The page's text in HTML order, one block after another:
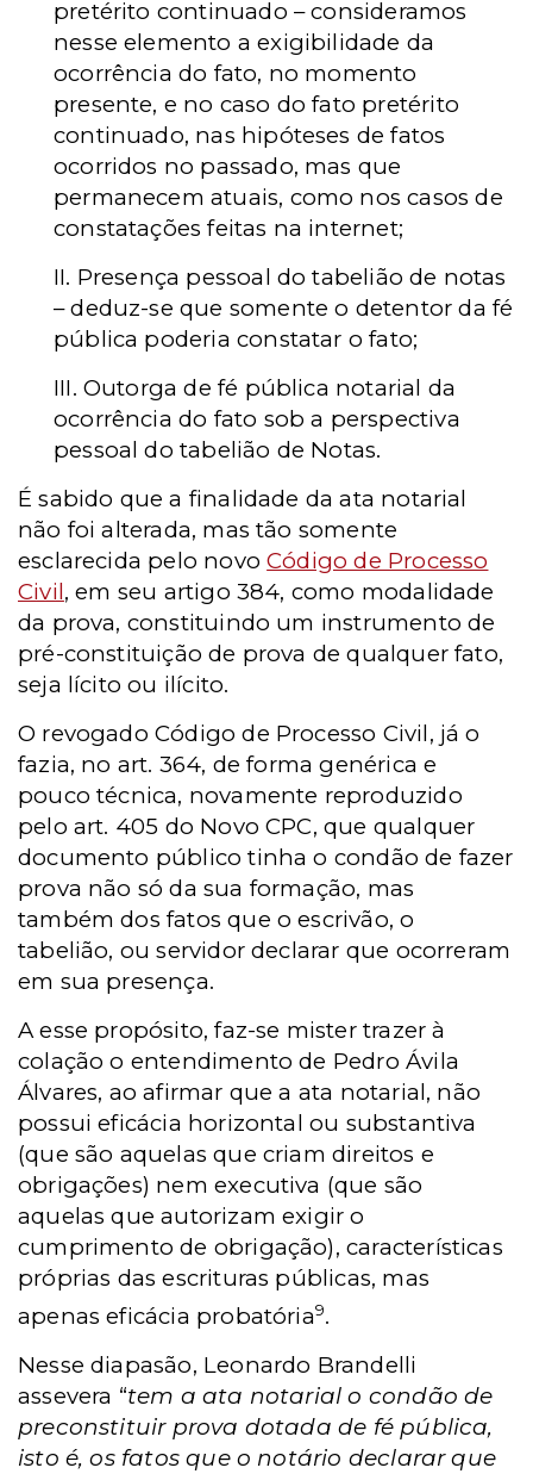
pretérito continuado – consideramos
nesse elemento a exigibilidade da
ocorrência do fato, no momento
presente, e no caso do fato pretérito
continuado, nas hipóteses de fatos
ocorridos no passado, mas que
permanecem atuais, como nos casos de
constatações feitas na internet;
II. Presença pessoal do tabelião de notas
– deduz-se que somente o detentor da fé
pública poderia constatar o fato;
III. Outorga de fé pública notarial da
ocorrência do fato sob a perspectiva
pessoal do tabelião de Notas.
É sabido que a finalidade da ata notarial
não foi alterada, mas tão somente
esclarecida pelo novoCódigo de Processo
Civil, em seu artigo 384, como modalidade
da prova, constituindo um instrumento de
pré-constituição de prova de qualquer fato,
seja lícito ou ilícito.
O revogado Código de Processo Civil, já o
fazia, no art. 364, de forma genérica e
pouco técnica, novamente reproduzido
pelo art. 405 do Novo CPC, que qualquer
documento público tinha o condão de fazer
prova não só da sua formação, mas
também dos fatos que o escrivão, o
tabelião, ou servidor declarar que ocorreram
em sua presença.
A esse propósito, faz-se mister trazer à
colação o entendimento de Pedro Ávila
Álvares, ao afirmar que a ata notarial, não
possui eficácia horizontal ou substantiva
(que são aquelas que criam direitos e
obrigações) nem executiva (que são
aquelas que autorizam exigir o
cumprimento de obrigação), características
próprias das escrituras públicas, mas
apenas eficácia probatória9.
Nesse diapasão, Leonardo Brandelli
assevera “tem a ata notarial o condão de
preconstituir prova dotada de fé pública,
isto é, os fatos que o notário declarar que